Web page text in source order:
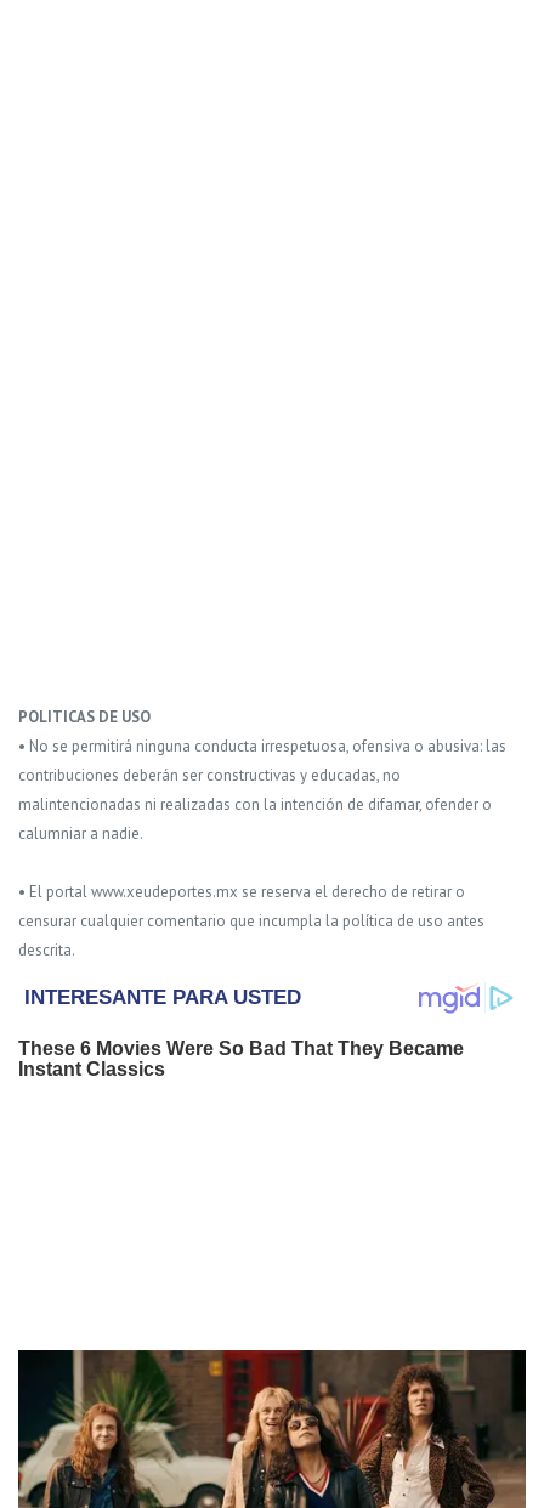
POLITICAS DE USO
• No se permitirá ninguna conducta irrespetuosa, ofensiva o abusiva: las
contribuciones deberán ser constructivas y educadas, no
malintencionadas ni realizadas con la intención de difamar, ofender o
calumniar a nadie.
• El portal www.xeudeportes.mx se reserva el derecho de retirar o
censurar cualquier comentario que incumpla la política de uso antes
descrita.